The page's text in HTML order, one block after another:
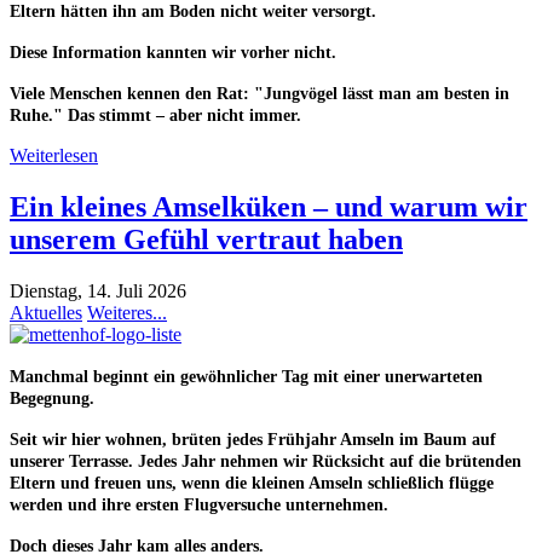
Eltern hätten ihn am Boden nicht weiter versorgt.
Diese Information kannten wir vorher nicht.
Viele Menschen kennen den Rat: "Jungvögel lässt man am besten in
Ruhe." Das stimmt – aber nicht immer.
Weiterlesen
Ein kleines Amselküken – und warum wir
unserem Gefühl vertraut haben
Dienstag, 14. Juli 2026
Aktuelles Weiteres...
Manchmal beginnt ein gewöhnlicher Tag mit einer unerwarteten
Begegnung.
Seit wir hier wohnen, brüten jedes Frühjahr Amseln im Baum auf
unserer Terrasse. Jedes Jahr nehmen wir Rücksicht auf die brütenden
Eltern und freuen uns, wenn die kleinen Amseln schließlich flügge
werden und ihre ersten Flugversuche unternehmen.
Doch dieses Jahr kam alles anders.